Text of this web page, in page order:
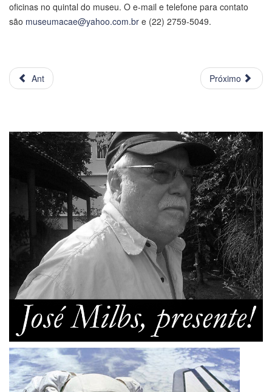
oficinas no quintal do museu. O e-mail e telefone para contato
são museumacae@yahoo.com.br e (22) 2759-5049.
Ant Próximo